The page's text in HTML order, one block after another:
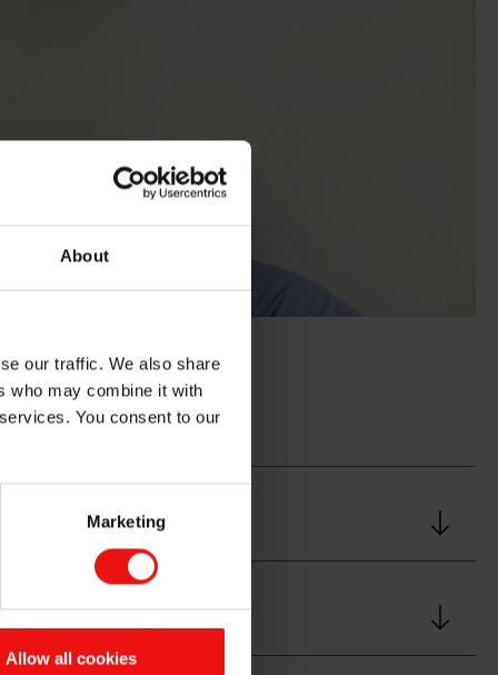
About
our traffic. We also share
who may combine it with
You consent to our
Marketing
Allow all cookies